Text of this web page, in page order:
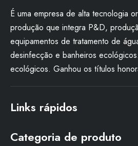
É uma empresa de alta tecnologia
produção que integra P&D,
equipamentos de tratamento de
desinfecção e banheiros
ecológicos. Ganhou os títulos
Links rápidos
Categoria de produto